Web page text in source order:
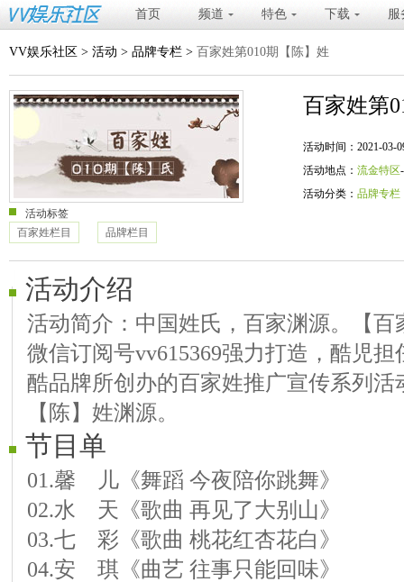
首页 频道 特色 下载 服
VV娱乐社区 > 活动 > 品牌专栏 > 百家姓第010期【陈】姓
百家姓第
活动时间：2021-03-
活动地点： 流金特区
活动分类： 品牌专栏
活动标签
百家姓栏目
品牌栏目
活动介绍
活动简介：中国姓氏，百家渊源。【
微信订阅号vv615369强力打造，酷児
酷品牌所创办的百家姓推广宣传系列活
【陈】姓渊源。
节目单
01.馨 儿《舞蹈 今夜陪你跳舞》
02.水 天《歌曲 再见了大别山》
03.七 彩《歌曲 桃花红杏花白》
04.安 琪《曲艺 往事只能回味》